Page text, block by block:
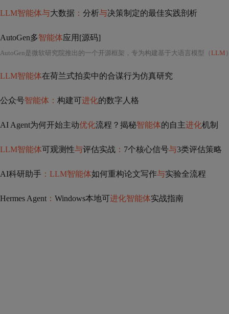
LLM智能体与大数据 ： 分析与决策制定的最佳实践剖析
AutoGen多智能体应用[源码]
AutoGen是微软研究院推出的一个开源框架，专为构建基于大语言模型（LLM
LLM智能体在荷兰式拍卖中的合谋行为仿真研究
公众号智能体： 构建可进化的数字人格
AI Agent为何开始主动优化流程？揭秘智能体的自主进化机制
LLM智能体可观测性与评估实战 ： 7个核心信号与3类评估策略
AI科研助手 ：LLM智能体如何重构论文写作与实验全流程
Hermes Agent ： Windows本地可进化智能体实战指南